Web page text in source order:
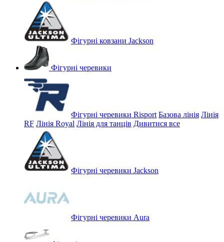
Фігурні ковзани Jackson
Фігурні черевики
Фігурні черевики Risport Базова лінія Лінія
RF Лінія Royal Лінія для танців Дивитися все
Фігурні черевики Jackson
Фігурні черевики Aura